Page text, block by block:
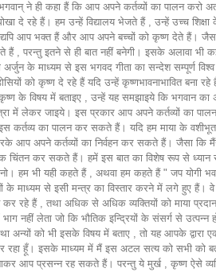
ने ही कहा हैं कि आप अपने कर्तव्यों का पालन करो
दे रहे हैं। हम उन्हें विद्यालय भेजते हैं , उन्हें उच्च
आप भक्त हैं और आप अपने बच्चों को कृष्ण देते
, परन्तु इतने से ही बात नहीं बनेगी। इसके अलावा
के माध्यम से इस भगवद गीता का सन्देश सम्पूर्ण
को कृष्ण दे रहे हैं यदि उन्हें कृष्णभावनाभावित
के विषय में बताइए , उन्हें यह समझाइये कि भगवान
में लेकर जाइये। इस प्रकार आप अपने कर्तव्यों का
का पालन कर सकते हैं। यदि हम माया के
आप अपने कर्तव्यों का निर्वहन कर सकते हैं। जैसा
कर सकते हैं। हमें इस बात का विशेष रूप से ध्यान
हम भी यही कहते हैं , अथवा हम कहते हैं " जप योगी
के माध्यम से इसी मन्त्र का विस्तार करने में लगे हुए
रहे हैं , तथा अधिक से अधिक व्यक्तियों को माया
भाग नहीं लेता जो कि भौतिक इन्द्रियों के संसर्ग से
को भी इसके विषय में बताए , तो यह आपके द्वारा
हूँ। इसके माध्यम में मैं इस अटल सत्य को सभी को
आप प्रसन्न रह सकते हैं। परन्तु ये मुर्ख , कृष्ण ऐसे